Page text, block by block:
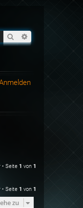
Suche
Seite 1 von 1
Seite 1 von 1
zu